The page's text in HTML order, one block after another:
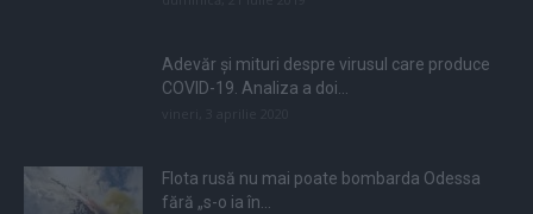
Adevăr și mituri despre virusul care produce
COVID-19. Analiza a doi...
Flota rusă nu mai poate bombarda Odessa
fără „s-o ia în...